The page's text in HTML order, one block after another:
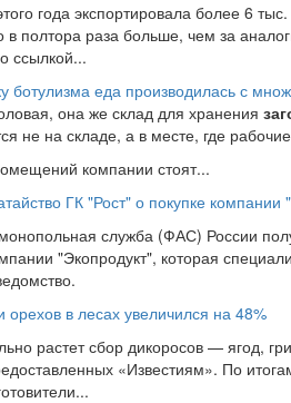
года экспортировала более 6
в полтора раза больше, чем за
ссылкой...
ботулизма еда производилась с
она же склад для хранения
не на складе, а в месте, где
компании стоят...
ГК "Рост" о покупке компании
служба (ФАС) России
"Экопродукт", которая
орехов в лесах увеличился на 48%
растет сбор дикоросов — ягод,
«Известиям». По